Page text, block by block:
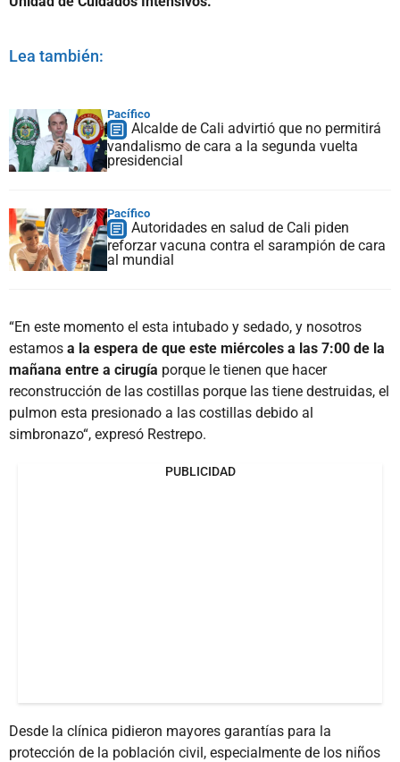
Lea también:
Pacífico
Alcalde de Cali advirtió que no permitirá
vandalismo de cara a la segunda vuelta
presidencial
Pacífico
Autoridades en salud de Cali piden
reforzar vacuna contra el sarampión de cara
al mundial
“En este momento el esta intubado y sedado, y nosotros
estamos a la espera de que este miércoles a las 7:00 de la
mañana entre a cirugía porque le tienen que hacer
reconstrucción de las costillas porque las tiene destruidas, el
pulmon esta presionado a las costillas debido al
simbronazo“, expresó Restrepo.
PUBLICIDAD
Desde la clínica pidieron mayores garantías para la
protección de la población civil, especialmente de los niños